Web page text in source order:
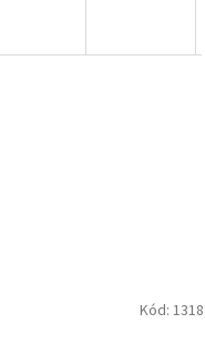
Kód: